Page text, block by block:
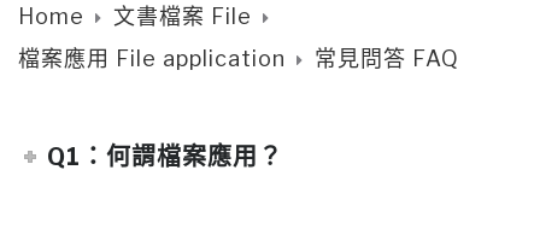
Home
文書檔案 File
檔案應用 File application
常見問答 FAQ
Q1：何謂檔案應用？